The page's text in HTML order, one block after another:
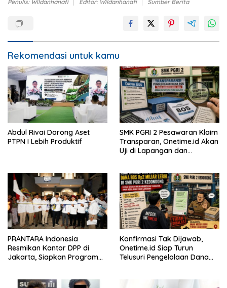
Penulis: Wildanhanafi Editor: Wildanhanafi Sumber Berita
Rekomendasi untuk kamu
Abdul Rivai Dorong Aset
PTPN I Lebih Produktif
SMK PGRI 2 Pesawaran Klaim
Transparan, Onetime.id Akan
Uji di Lapangan dan
PRANTARA Indonesia
Resmikan Kantor DPP di
Jakarta, Siapkan Program
Konfirmasi Tak Dijawab,
Onetime.id Siap Turun
Telusuri Pengelolaan Dana